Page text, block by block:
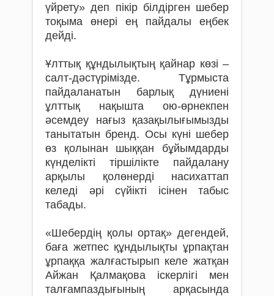
үйрету» деп пікір білдірген шебер
тоқыма өнері ең пайдалы еңбек
дейді.
Ұлттық құндылықтың қайнар көзі –
салт-дәстүрімізде. Тұрмыста
пайдаланатын барлық дүниені
ұлттық нақышта ою-өрнекпен
әсемдеу нағыз қазақылығымызды
танытатын бренд. Осы күні шебер
өз қолынан шыққан бұйымдарды
күнделікті тіршілікте пайдалану
арқылы қолөнерді насихаттап
келеді әрі сүйікті ісінен табыс
табады.
«Шебердің қолы ортақ» дегендей,
баға жетпес құндылықты ұрпақтан
ұрпаққа жалғастырып келе жатқан
Айжан Қалмақова іскерлігі мен
талғампаздығының арқасында